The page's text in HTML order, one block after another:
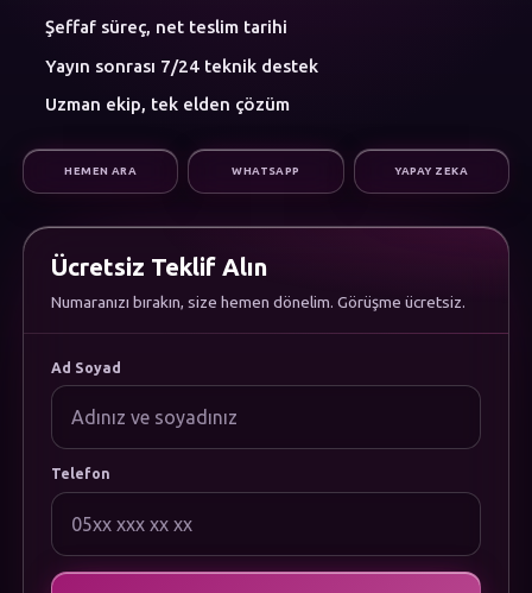
KATEGORILERI
Web Yazılım
Mobil Uygulama
Dijital Pazarlama
Hakkımızda
Kariyer
Dökümanlar
Uygulamamızı İndirin
Gizlilik Politikası
Çerez Politikası
Kullanım Koşulları
Şeffaf süreç, net teslim tarihi
Yayın sonrası 7/24 teknik destek
Uzman ekip, tek elden çözüm
HEMEN ARA WHATSAPP YAPAY ZEKA
Ücretsiz Teklif Alın
Numaranızı bırakın, size hemen dönelim. Görüşme ücretsiz.
Ad Soyad
Telefon